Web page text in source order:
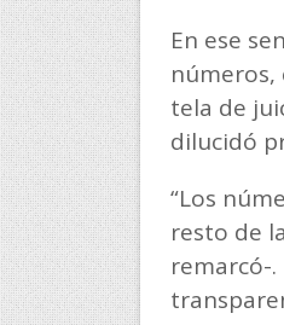
En ese
tela de
dilucidó
“Los
resto de
remarcó-